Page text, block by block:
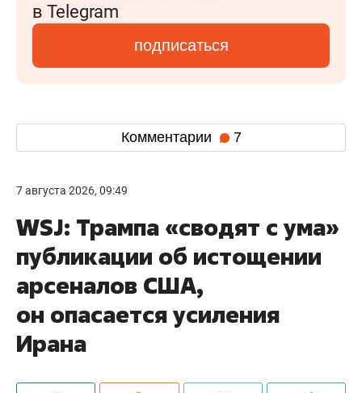
в Telegram
подписаться
Комментарии 7
7 августа 2026, 09:49
WSJ: Трампа «сводят с ума»
публикации об истощении
арсеналов США,
он опасается усиления
Ирана